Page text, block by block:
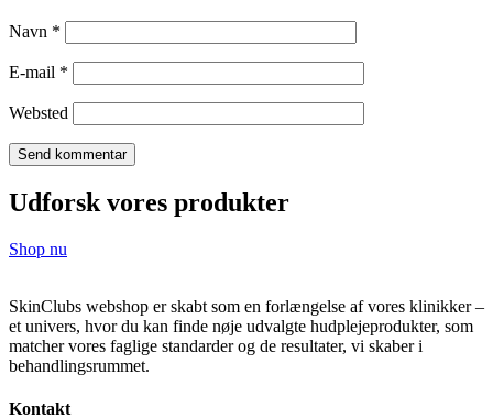
Navn *
E-mail *
Websted
Udforsk vores produkter
Shop nu
SkinClubs webshop er skabt som en forlængelse af vores klinikker –
et univers, hvor du kan finde nøje udvalgte hudplejeprodukter, som
matcher vores faglige standarder og de resultater, vi skaber i
behandlingsrummet.
Kontakt